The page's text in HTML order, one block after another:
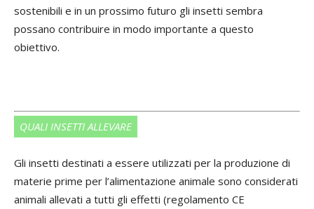
sostenibili e in un prossimo futuro gli insetti sembra
possano contribuire in modo importante a questo
obiettivo.
QUALI INSETTI ALLEVARE
Gli insetti destinati a essere utilizzati per la produzione di
materie prime per l’alimentazione animale sono considerati
animali allevati a tutti gli effetti (regolamento CE